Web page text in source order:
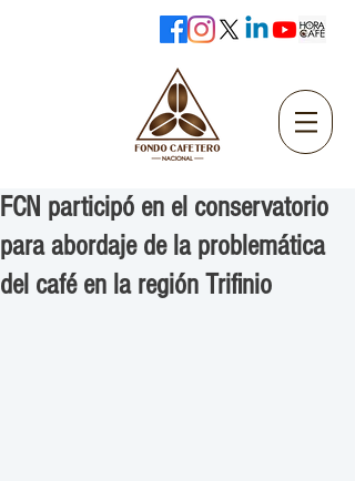
FCN participó en el conservatorio
para abordaje de la problemática
del café en la región Trifinio